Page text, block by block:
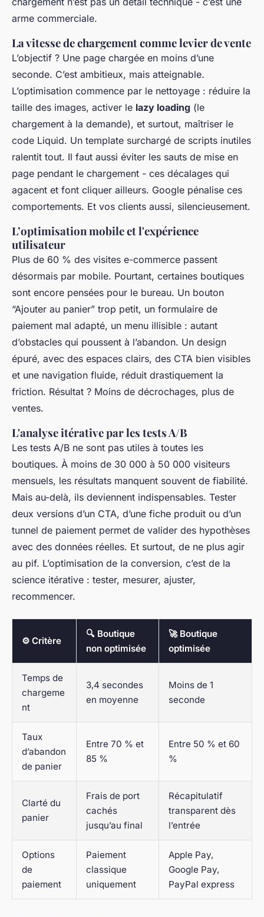
arme commerciale.
La vitesse de chargement comme levier de vente
L’objectif ? Une page chargée en moins d’une
seconde. C’est ambitieux, mais atteignable.
L’optimisation commence par le nettoyage : réduire la
taille des images, activer le lazy loading (le
chargement à la demande), et surtout, maîtriser le
code Liquid. Un template surchargé de scripts inutiles
ralentit tout. Il faut aussi éviter les sauts de mise en
page pendant le chargement - ces décalages qui
agacent et font cliquer ailleurs. Google pénalise ces
comportements. Et vos clients aussi, silencieusement.
L’optimisation mobile et l'expérience
utilisateur
Plus de 60 % des visites e-commerce passent
désormais par mobile. Pourtant, certaines boutiques
sont encore pensées pour le bureau. Un bouton
“Ajouter au panier” trop petit, un formulaire de
paiement mal adapté, un menu illisible : autant
d’obstacles qui poussent à l’abandon. Un design
épuré, avec des espaces clairs, des CTA bien visibles
et une navigation fluide, réduit drastiquement la
friction. Résultat ? Moins de décrochages, plus de
ventes.
L'analyse itérative par les tests A/B
Les tests A/B ne sont pas utiles à toutes les
boutiques. À moins de 30 000 à 50 000 visiteurs
mensuels, les résultats manquent souvent de fiabilité.
Mais au-delà, ils deviennent indispensables. Tester
deux versions d’un CTA, d’une fiche produit ou d’un
tunnel de paiement permet de valider des hypothèses
avec des données réelles. Et surtout, de ne plus agir
au pif. L’optimisation de la conversion, c’est de la
science itérative : tester, mesurer, ajuster,
recommencer.
⚙️ Critère
🔍 Boutique
non optimisée
🚀 Boutique
optimisée
Temps de
chargeme
nt
3,4 secondes
en moyenne
Moins de 1
seconde
Taux
d’abandon
de panier
Entre 70 % et
85 %
Entre 50 % et 60
%
Clarté du
panier
Frais de port
cachés
jusqu’au final
Récapitulatif
transparent dès
l’entrée
Options
de
paiement
Paiement
classique
uniquement
Apple Pay,
Google Pay,
PayPal express